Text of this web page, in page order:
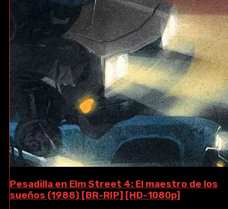
Pesadilla en Elm Street 4: El maestro de los
sueños (1988) [BR-RIP] [HD-1080p]